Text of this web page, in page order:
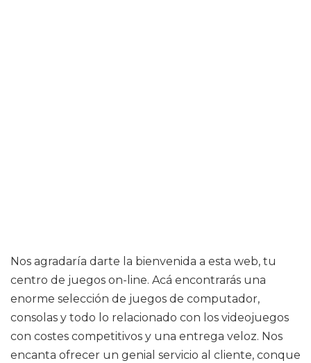
Nos agradaría darte la bienvenida a esta web, tu
centro de juegos on-line. Acá encontrarás una
enorme selección de juegos de computador,
consolas y todo lo relacionado con los videojuegos
con costes competitivos y una entrega veloz. Nos
encanta ofrecer un genial servicio al cliente, conque